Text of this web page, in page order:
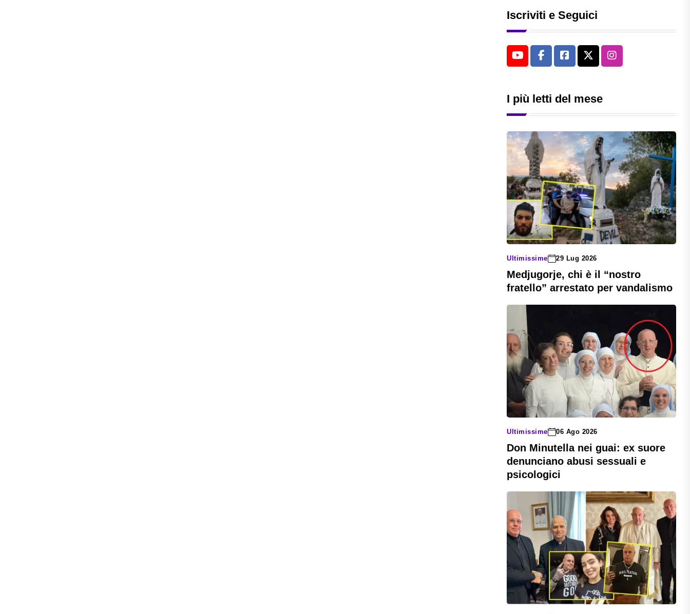
Iscriviti e Seguici
I più letti del mese
Ultimissime 29 Lug 2026
Medjugorje, chi è il “nostro
fratello” arrestato per vandalismo
Ultimissime 06 Ago 2026
Don Minutella nei guai: ex suore
denunciano abusi sessuali e
psicologici